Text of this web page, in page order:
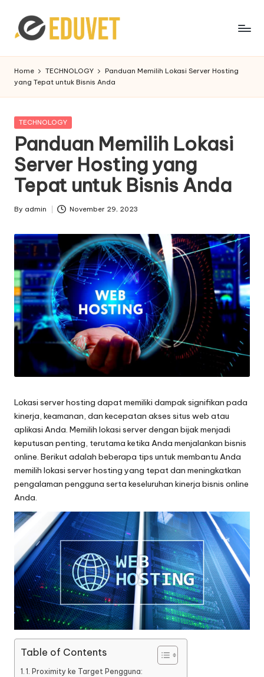
Home TECHNOLOGY
Panduan Memilih Lokasi Server Hosting
yang Tepat untuk Bisnis Anda
Posted
TECHNOLOGY
Panduan Memilih Lokasi
Server Hosting yang
Tepat untuk Bisnis Anda
Posted
By admin November 29, 2023
Lokasi server hosting dapat memiliki dampak signifikan pada
kinerja, keamanan, dan kecepatan akses situs web atau
aplikasi Anda. Memilih lokasi server dengan bijak menjadi
keputusan penting, terutama ketika Anda menjalankan bisnis
online. Berikut adalah beberapa tips untuk membantu Anda
memilih lokasi server hosting yang tepat dan meningkatkan
pengalaman pengguna serta keseluruhan kinerja bisnis online
Anda.
Table of Contents
1. Proximity ke Target Pengguna: